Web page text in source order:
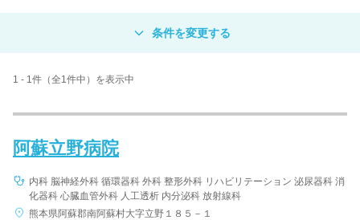
病院 クリニック
病名 / 診療科目
1 - 1件（全1件中）を表示中
阿蘇立野病院
内科 脳神経外科 循環器科 外科 整形外科 リハビリテーション 泌尿器科 消
化器科 心臓血管外科 人工透析 内分泌科 放射線科
熊本県阿蘇郡南阿蘇村大字立野１８５－１